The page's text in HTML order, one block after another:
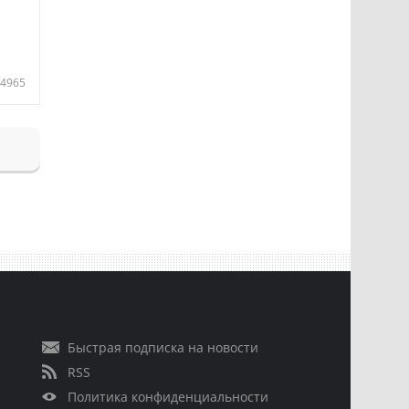
4965
Быстрая подписка на новости
RSS
Политика конфиденциальности